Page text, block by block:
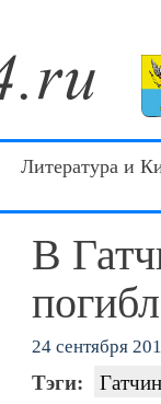
Литература и
В
24 сентября
Тэги: